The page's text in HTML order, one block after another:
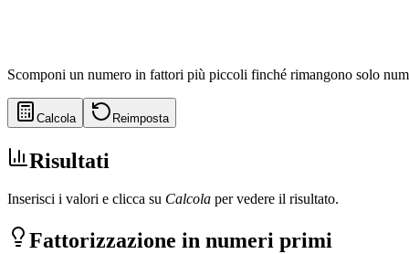
Scomponi un numero in fattori più piccoli finché rimangono solo
Calcola Reimposta
Risultati
Inserisci i valori e clicca su Calcola per vedere il risultato.
Fattorizzazione in numeri primi